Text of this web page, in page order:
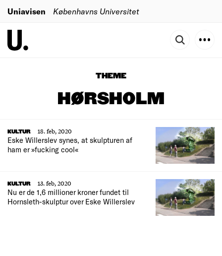
Uniavisen Københavns Universitet
THEME
HØRSHOLM
KULTUR
18. feb, 2020
Eske Willerslev synes, at skulpturen af
ham er »fucking cool«
KULTUR
13. feb, 2020
Nu er de 1,6 millioner kroner fundet til
Hornsleth-skulptur over Eske Willerslev